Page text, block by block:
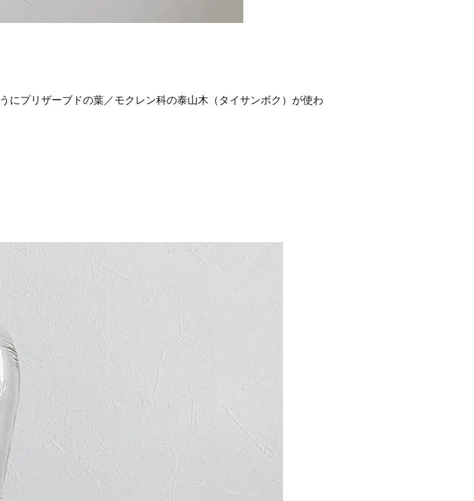
プリザーブドの葉／モクレン科の泰山木（タイサンボク）が使わ